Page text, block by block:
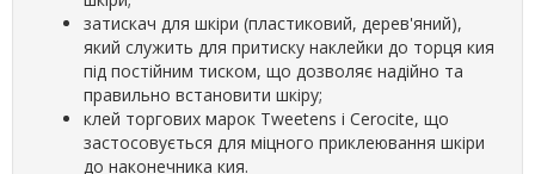
затискач для шкіри (пластиковий, дерев'яний),
який служить для притиску наклейки до торця кия
під постійним тиском, що дозволяє надійно та
правильно встановити шкіру;
клей торгових марок Tweetens і Cerocite, що
застосовується для міцного приклеювання шкіри
до наконечника кия.